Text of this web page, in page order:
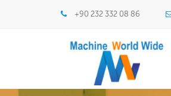
+90 232 332 08 86